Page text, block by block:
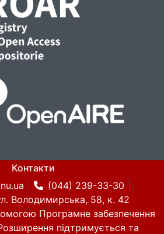
Контакти
(044) 239-33-30
Володимирська, 58, к. 42
Програмне забезпечення
підтримується та